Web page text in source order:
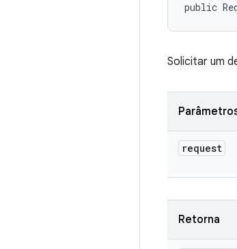
public
Solicitar um
request
Retorna